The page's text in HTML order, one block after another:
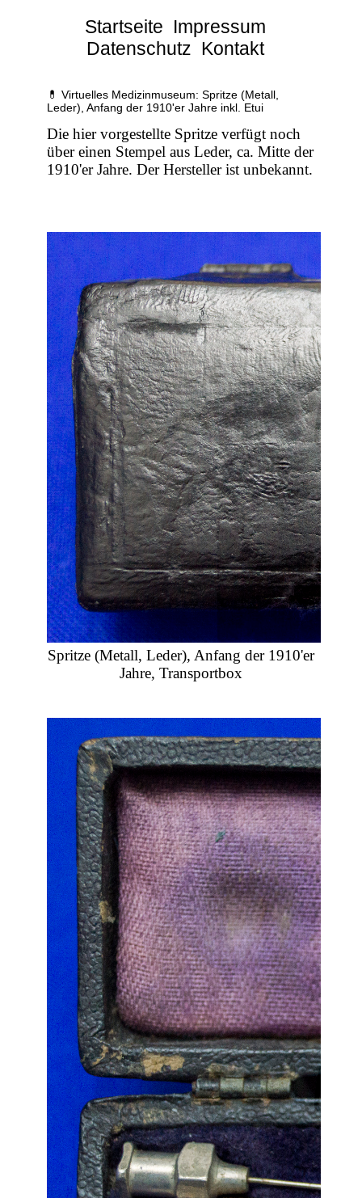
Startseite Impressum
Datenschutz Kontakt
💊 Virtuelles Medizinmuseum: Spritze (Metall,
Leder), Anfang der 1910'er Jahre inkl. Etui
Die hier vorgestellte Spritze verfügt noch
über einen Stempel aus Leder, ca. Mitte der
1910'er Jahre. Der Hersteller ist unbekannt.
Spritze (Metall, Leder), Anfang der 1910'er
Jahre, Transportbox